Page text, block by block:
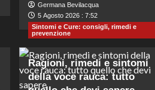
Germana Bevilacqua
5 Agosto 2026 : 7:52
Sintomi e Cure: consigli, rimedi e
prevenzione
Ragioni, rimedi e sintomi
della voce rauca: tutto